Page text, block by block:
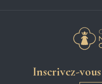
Inscrivez-